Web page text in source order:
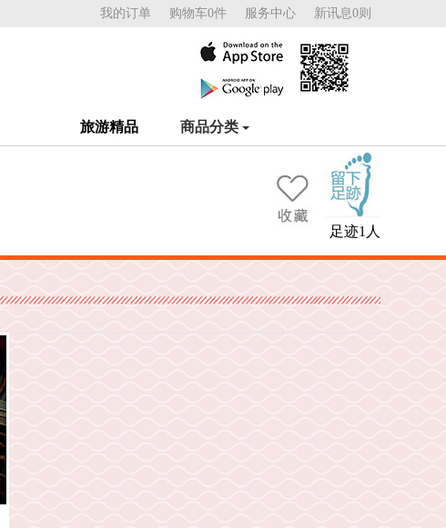
我的订单 购物车0件 服务中心 新讯息0则
旅游精品 商品分类
足迹1人